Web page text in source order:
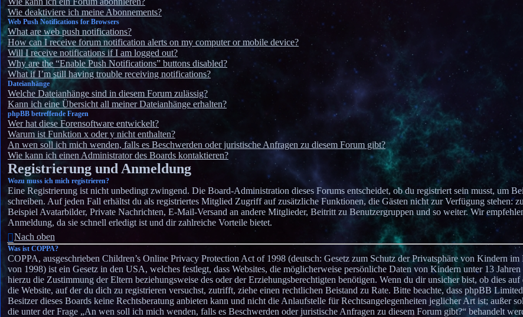
Wie deaktiviere ich meine Abonnements?
Web Push Notifications for Browsers
What are web push notifications?
How can I receive forum notification alerts on my computer or mobile device?
Will I receive notifications if I am logged out?
Why are the “Enable Push Notifications” buttons disabled?
What if I’m still having trouble receiving notifications?
Dateianhänge
Welche Dateianhänge sind in diesem Forum zulässig?
Kann ich eine Übersicht all meiner Dateianhänge erhalten?
phpBB betreffende Fragen
Wer hat diese Forensoftware entwickelt?
Warum ist Funktion x oder y nicht enthalten?
An wen soll ich mich wenden, falls es Beschwerden oder juristische Anfragen zu diesem Forum gibt?
Wie kann ich einen Administrator des Boards kontaktieren?
Registrierung und Anmeldung
Wozu muss ich mich registrieren?
Eine Registrierung ist nicht unbedingt zwingend. Die Board-Administration dieses Forums entscheidet, ob du registriert sein musst, um
schreiben. Auf jeden Fall erhältst du als registriertes Mitglied Zugriff auf zusätzliche Funktionen, die Gästen nicht zur Verfügung stehen:
Beispiel Avatarbilder, Private Nachrichten, E-Mail-Versand an andere Mitglieder, Beitritt zu Benutzergruppen und so weiter. Wir
Anmeldung, da sie schnell erledigt ist und dir zahlreiche Vorteile bietet.
Nach oben
Was ist COPPA?
COPPA, ausgeschrieben Children’s Online Privacy Protection Act of 1998 (deutsch: Gesetz zum Schutz der Privatsphäre von Kindern im
von 1998) ist ein Gesetz in den USA, welches festlegt, dass Websites, die möglicherweise persönliche Daten von Kindern unter 13 Jahren
hierzu die Zustimmung der Eltern beziehungsweise des oder der Erziehungsberechtigten benötigen. Wenn du dir unsicher bist, ob dies auf
die Website, auf der du dich zu registrieren versuchst, zutrifft, ziehe einen rechtlichen Beistand zu Rate. Bitte beachte, dass phpBB
Besitzer dieses Boards keine Rechtsberatung anbieten kann und nicht die Anlaufstelle für Rechtsangelegenheiten jeglicher Art ist; außer
die unter der Frage „An wen soll ich mich wenden, falls es Beschwerden oder juristische Anfragen zu diesem Forum gibt?“ behandelt